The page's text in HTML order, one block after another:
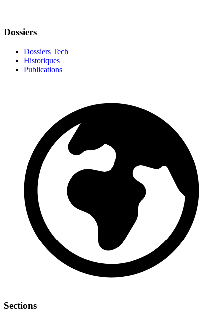
Dossiers
Dossiers Tech
Historiques
Publications
Sections